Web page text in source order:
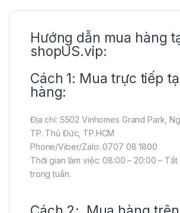
Hướng dẫn mua hàng
shopUS.vip:
Cách 1: Mua trực tiếp
hàng:
Địa chỉ: S502 Vinhomes Grand Park,
TP. Thủ Đức, TP.HCM
Phone/Viber/Zalo: 0707 08 1800
Thời gian làm việc: 08:00 – 20:00 –
trong tuần.